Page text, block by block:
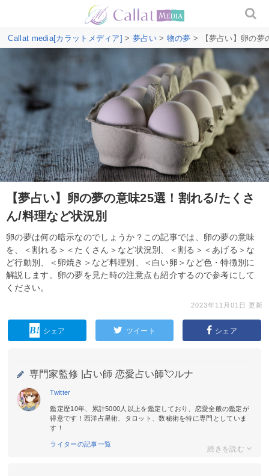
Callat media[カラットメディア] > 夢占い> 物の夢 > 【夢占い】卵の夢
【夢占い】卵の夢の意味25選！割れる/たくさ
ん/料理など状況別
卵の夢は何の暗示なのでしょうか？この記事では、卵の夢の意味
を、＜割れる＞＜たくさん＞など状況別、＜割る＞＜あげる＞な
ど行動別、＜卵焼き＞など料理別、＜白い卵＞など色・特徴別に
解説します。卵の夢を見た時の注意点も紹介するので参考にして
ください。
2023年11月01日 更新
シェア ツイート シェア
専門家監修 | 占い師 恋愛占い師💘ルナ
Twitter
鑑定歴10年、累計5000人以上を鑑定しており、恋愛全般の鑑定が
得意です！西洋占星術、タロット、数秘術を特に専門としていま
す！
ライターの記事一覧